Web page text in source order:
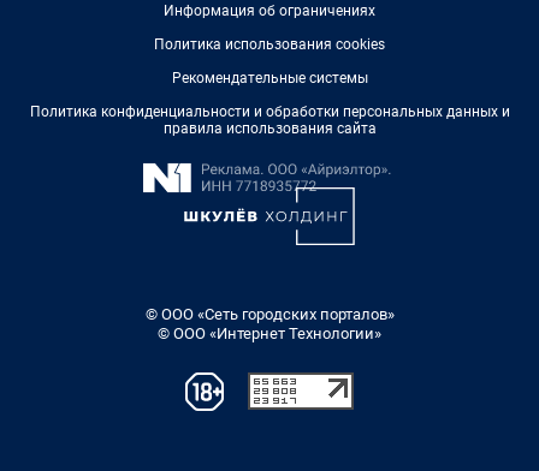
Информация об ограничениях
Политика использования cookies
Рекомендательные системы
Политика конфиденциальности и обработки персональных данных и
правила использования сайта
© ООО «Сеть городских порталов»
© ООО «Интернет Технологии»